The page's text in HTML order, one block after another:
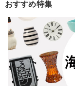
おすすめ特集